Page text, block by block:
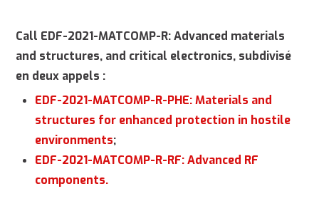
Call EDF-2021-MATCOMP-R: Advanced materials
and structures, and critical electronics, subdivisé
en deux appels :
EDF-2021-MATCOMP-R-PHE: Materials and
structures for enhanced protection in hostile
environments;
EDF-2021-MATCOMP-R-RF: Advanced RF
components.